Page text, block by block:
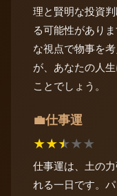
理と賢明な投資
る可能性があり
な視点で物事を
が、あなたの人
ことでしょう。
💼仕事運
★★★★★
仕事運は、土の
れる一日です。